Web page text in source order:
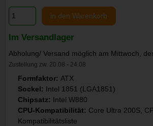
in den Warenkorb
Im Versandlager
Abholung/ Versand möglich am Mittwoch,
Zustellung zw. 20.08 - 24.08
Formfaktor: ATX
Sockel: Intel 1851 (LGA1851)
Chipsatz: Intel W880
CPU-Kompatibilität: Core Ultra 200S,
Kompatibilitätsliste